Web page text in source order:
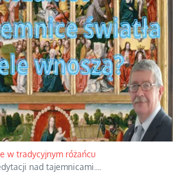
czołgom
warszawskich dowódców.